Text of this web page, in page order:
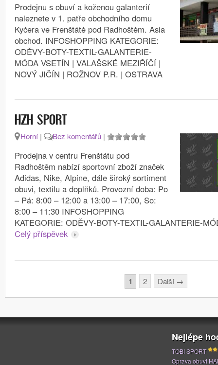
Prodejnu s obuví a koženou galanterií
naleznete v 1. patře obchodního domu
Kyčera ve Frenštátě pod Radhoštěm. Asia
obchod. INFOSHOPPING KATEGORIE:
ODĚVY-BOTY-TEXTIL-GALANTERIE-
MÓDA VSETÍN | VALAŠSKÉ MEZIŘÍČÍ |
NOVÝ JIČÍN | ROŽNOV P.R. | OSTRAVA
HZH SPORT
Horní| Bez komentářů |
Prodejna v centru Frenštátu pod
Radhoštěm nabízí sportovní zboží značek
Adidas, Nike, Alpine, dále široký sortiment
obuvi, textilu a doplňků. Provozní doba: Po
– Pá: 8:00 – 12:00 a 13:00 – 17:00, So:
8:00 – 11:30 INFOSHOPPING
KATEGORIE: ODĚVY-BOTY-TEXTIL-GALANTERIE-
Celý příspěvek
1 2 Další →
Nejlépe
TOBI SPORT
Oprava obuvi